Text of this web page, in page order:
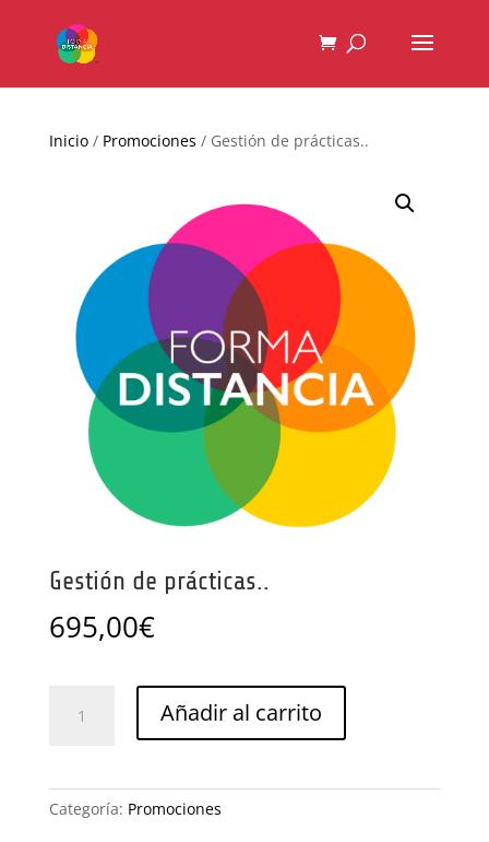
Inicio/ Promociones / Gestión de prácticas..
Gestión de prácticas..
695,00€
Añadir al carrito
Categoría: Promociones